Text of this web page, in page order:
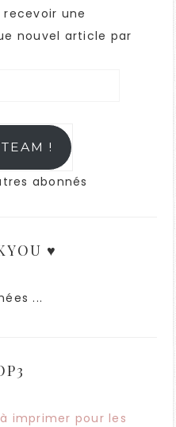
une
nouvel article par
JE REJOINS LA TEAM !
abonnés
♥
...
imprimer pour les